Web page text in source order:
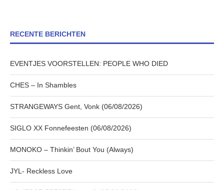
RECENTE BERICHTEN
EVENTJES VOORSTELLEN: PEOPLE WHO DIED
CHES – In Shambles
STRANGEWAYS Gent, Vonk (06/08/2026)
SIGLO XX Fonnefeesten (06/08/2026)
MONOKO – Thinkin’ Bout You (Always)
JYL- Reckless Love